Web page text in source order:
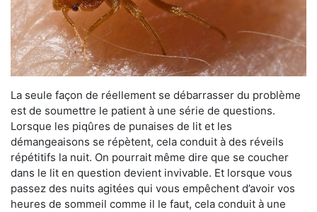
La seule façon de réellement se débarrasser du problème
est de soumettre le patient à une série de questions.
Lorsque les piqûres de punaises de lit et les
démangeaisons se répètent, cela conduit à des réveils
répétitifs la nuit. On pourrait même dire que se coucher
dans le lit en question devient invivable. Et lorsque vous
passez des nuits agitées qui vous empêchent d’avoir vos
heures de sommeil comme il le faut, cela conduit à une